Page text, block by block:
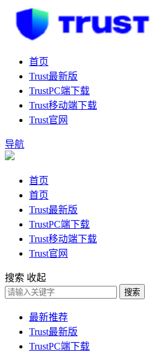
首页
Trust最新版
TrustPC端下载
Trust移动端下载
Trust官网
导航
首页
首页
Trust最新版
TrustPC端下载
Trust移动端下载
Trust官网
搜索 收起
搜索
最新推荐
Trust最新版
TrustPC端下载